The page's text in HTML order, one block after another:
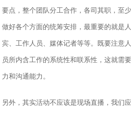
要点，整个团队分工合作，各司其职，至
做好各个方面的统筹安排，最重要的就是
宾、工作人员、媒体记者等等。既要注意
员所内含工作的系统性和联系性，这就需
力和沟通能力。
另外，其实活动不应该是现场直播，我们